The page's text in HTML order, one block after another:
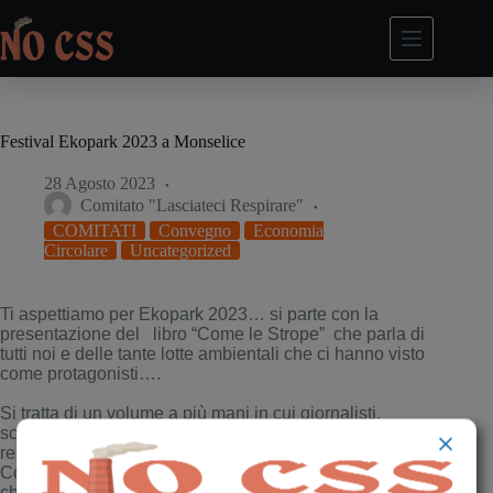
al
contenuto
Festival Ekopark 2023 a Monselice
28 Agosto 2023
Comitato "Lasciateci Respirare"
COMITATI
Convegno
Economia
Circolare
Uncategorized
Ti aspettiamo per Ekopark 2023… si parte con la
presentazione del libro “Come le Strope” che parla di
tutti noi e delle tante lotte ambientali che ci hanno visto
come protagonisti….
Si tratta di un volume a più mani in cui giornalisti,
scrittori, ricercatori, sindacalisti, docenti universitari e
realtà associative del territorio a sud di Padova, tra i
Colli Euganei e la “Bassa padovana”, sono stati